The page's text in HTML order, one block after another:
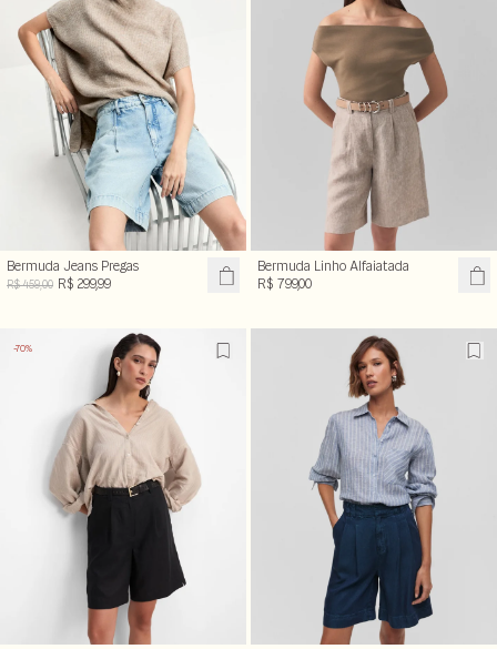
Bermuda Jeans Pregas
R$ 459,00 R$ 299,99
Bermuda Linho Alfaiatada
R$ 799,00
-70%